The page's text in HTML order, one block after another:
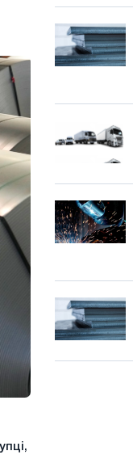
води
загрожує
thyssenkrupp
Rasselstein
встановлює
досягнення
цілей
декарбонізації
Ринок
нових
вантажівок
На
БМК
виробили
трамвайних
колій
і
Європі
виживуть